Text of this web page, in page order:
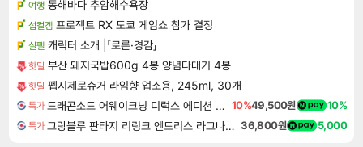
여행 동해바다 추암해수욕장
섭컬겜 프로젝트 RX 도쿄 게임쇼 참가 결정
실팰 캐릭터 소개 |「로른·경감」
핫딜 부산 돼지국밥600g 4봉 양념다대기 4봉
핫딜 펩시제로슈거 라임향 업소용, 245ml, 30개
특가 드래곤소드 어웨이크닝 디럭스 에디션 DragonSword Awakening Deluxe Edition 10%49,500원 10%
특가 그랑블루 판타지 리링크 엔드리스 라그나로크 업그레이드 킷 Granblue Fantasy Relink Endless Ragnarok Upgrade Kit DLC 36,800원 5,000